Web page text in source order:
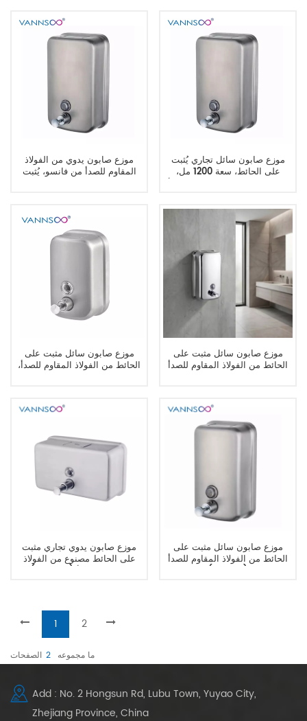
موزع صابون يدوي من الفولاذ
المقاوم للصدأ من فانسو، يُثبت
موزع صابون سائل تجاري يُثبت
على الحائط، سعة 1200 مل،
موزع صابون سائل مثبت على
الحائط من الفولاذ المقاوم للصدأ،
موزع صابون سائل مثبت على
الحائط من الفولاذ المقاوم للصدأ
موزع صابون يدوي تجاري مثبت
على الحائط مصنوع من الفولاذ
المقاوم للصدأ (1300 مل)
موزع صابون سائل مثبت على
الحائط من الفولاذ المقاوم للصدأ
(800 مل)
1 2
ما مجموعه 2 الصفحات
Add : No. 2 Hongsun Rd, Lubu Town, Yuyao City,
Zhejiang Province, China